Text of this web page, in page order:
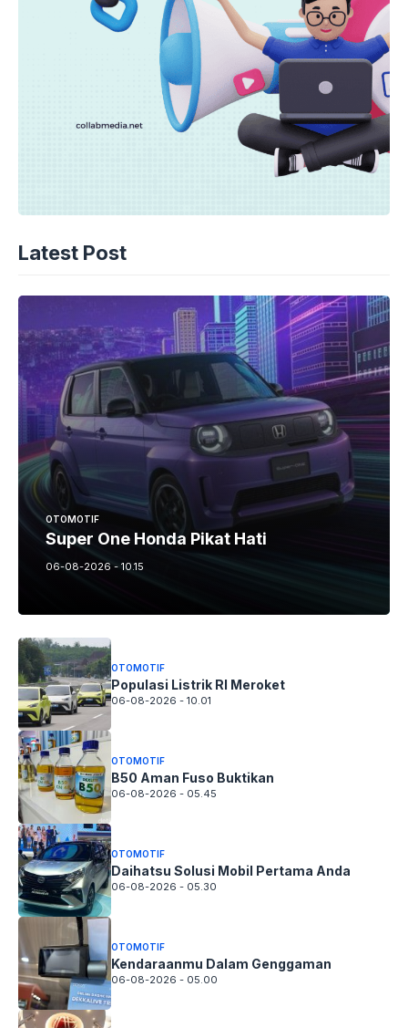
Latest Post
OTOMOTIF
Super One Honda Pikat Hati
06-08-2026 - 10.15
OTOMOTIF
Populasi Listrik RI Meroket
06-08-2026 - 10.01
OTOMOTIF
B50 Aman Fuso Buktikan
06-08-2026 - 05.45
OTOMOTIF
Daihatsu Solusi Mobil Pertama Anda
06-08-2026 - 05.30
OTOMOTIF
Kendaraanmu Dalam Genggaman
06-08-2026 - 05.00